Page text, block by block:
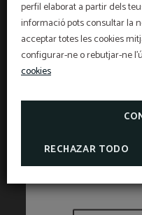
perfil elaborat a partir dels
informació pots consultar la
acceptar totes les cookies
configurar-ne o rebutjar-ne
cookies
RECHAZAR TODO
Preu millor
anticipada,
L'Hotel Sant
cancel·lació
TAXES